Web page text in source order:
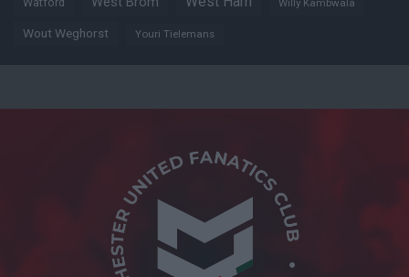
Willy Kambwala
Wout Weghorst Youri Tielemans